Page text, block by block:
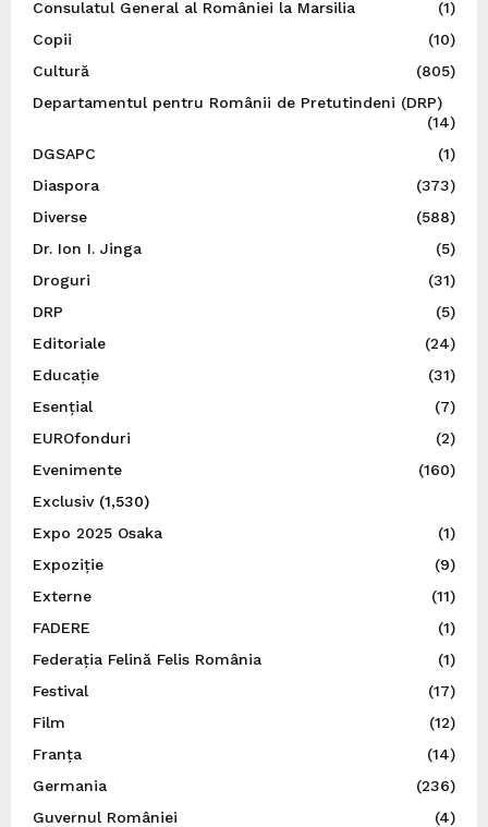
Consulatul General al României la Marsilia
(1)
Copii
(10)
Cultură
(805)
Departamentul pentru Românii de Pretutindeni (DRP)
(14)
DGSAPC
(1)
Diaspora
(373)
Diverse
(588)
Dr. Ion I. Jinga
(5)
Droguri
(31)
DRP
(5)
Editoriale
(24)
Educație
(31)
Esențial
(7)
EUROfonduri
(2)
Evenimente
(160)
Exclusiv(1,530)
Expo 2025 Osaka
(1)
Expoziție
(9)
Externe
(11)
FADERE
(1)
Federația Felină Felis România
(1)
Festival
(17)
Film
(12)
Franța
(14)
Germania
(236)
Guvernul României
(4)